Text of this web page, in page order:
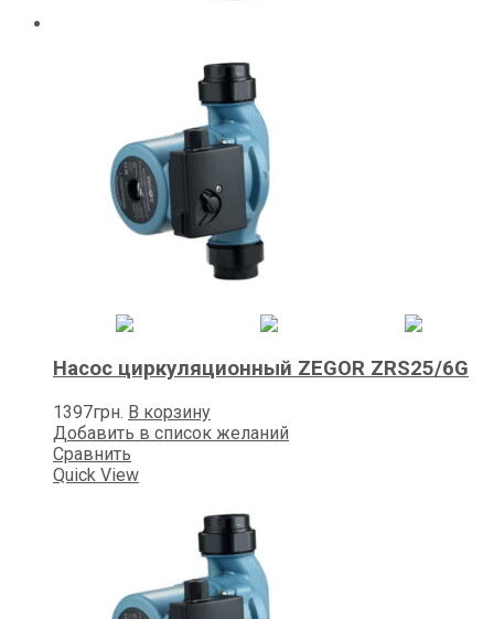
Насос циркуляционный ZEGOR ZRS25/6G
1397грн. В корзину
Добавить в список желаний
Сравнить
Quick View